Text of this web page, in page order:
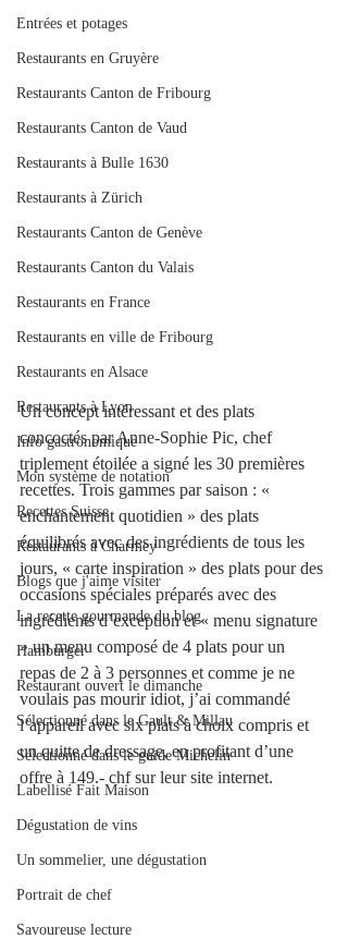
Entrées et potages
Restaurants en Gruyère
Restaurants Canton de Fribourg
Restaurants Canton de Vaud
Restaurants à Bulle 1630
Restaurants à Zürich
Restaurants Canton de Genève
Restaurants Canton du Valais
Restaurants en France
Restaurants en ville de Fribourg
Restaurants en Alsace
Restaurants à Lyon
Info gastronomique
Mon système de notation
Recettes Suisse
Restaurants à Charmey
Blogs que j'aime visiter
La recette gourmande du blog.
Hamburger
Restaurant ouvert le dimanche
Sélectionné dans le Gault & Millau
Sélectionné dans le guide Michelin
Labellisé Fait Maison
Dégustation de vins
Un sommelier, une dégustation
Portrait de chef
Savoureuse lecture
Un concept intéressant et des plats
concoctés par Anne-Sophie Pic, chef
triplement étoilée a signé les 30 premières
recettes. Trois gammes par saison : «
enchantement quotidien » des plats
équilibrés avec des ingrédients de tous les
jours, « carte inspiration » des plats pour des
occasions spéciales préparés avec des
ingrédients d’exception et « menu signature
» un menu composé de 4 plats pour un
repas de 2 à 3 personnes et comme je ne
voulais pas mourir idiot, j’ai commandé
l’appareil avec six plats à choix compris et
un quitte de dressage, en profitant d’une
offre à 149.- chf sur leur site internet.